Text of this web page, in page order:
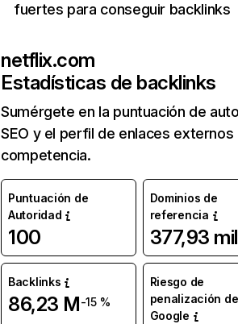
fuertes para conseguir backlinks
netflix.com
Estadísticas de backlinks
Sumérgete en la puntuación de
SEO y el perfil de enlaces externos
competencia.
Puntuación de
Autoridad
100
Dominios de
referencia
377,93 mil
Backlinks
86,23 M-15 %
Riesgo de
penalización de
Google